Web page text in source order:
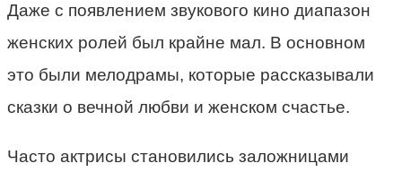
Даже с появлением звукового кино диапазон
женских ролей был крайне мал. В основном
это были мелодрамы, которые рассказывали
сказки о вечной любви и женском счастье.
Часто актрисы становились заложницами